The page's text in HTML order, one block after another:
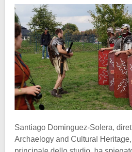
Santiago Dominguez-Solera,
Archaelogy and Cultural